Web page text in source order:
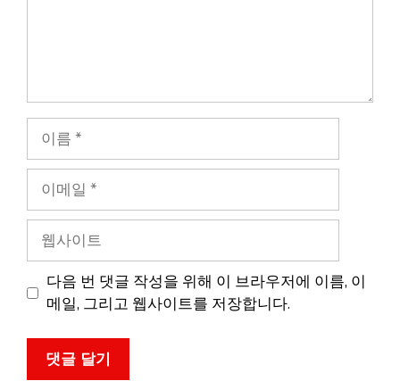
일
트
다음 번 댓글 작성을 위해 이 브라우저에 이름, 이
메일, 그리고 웹사이트를 저장합니다.